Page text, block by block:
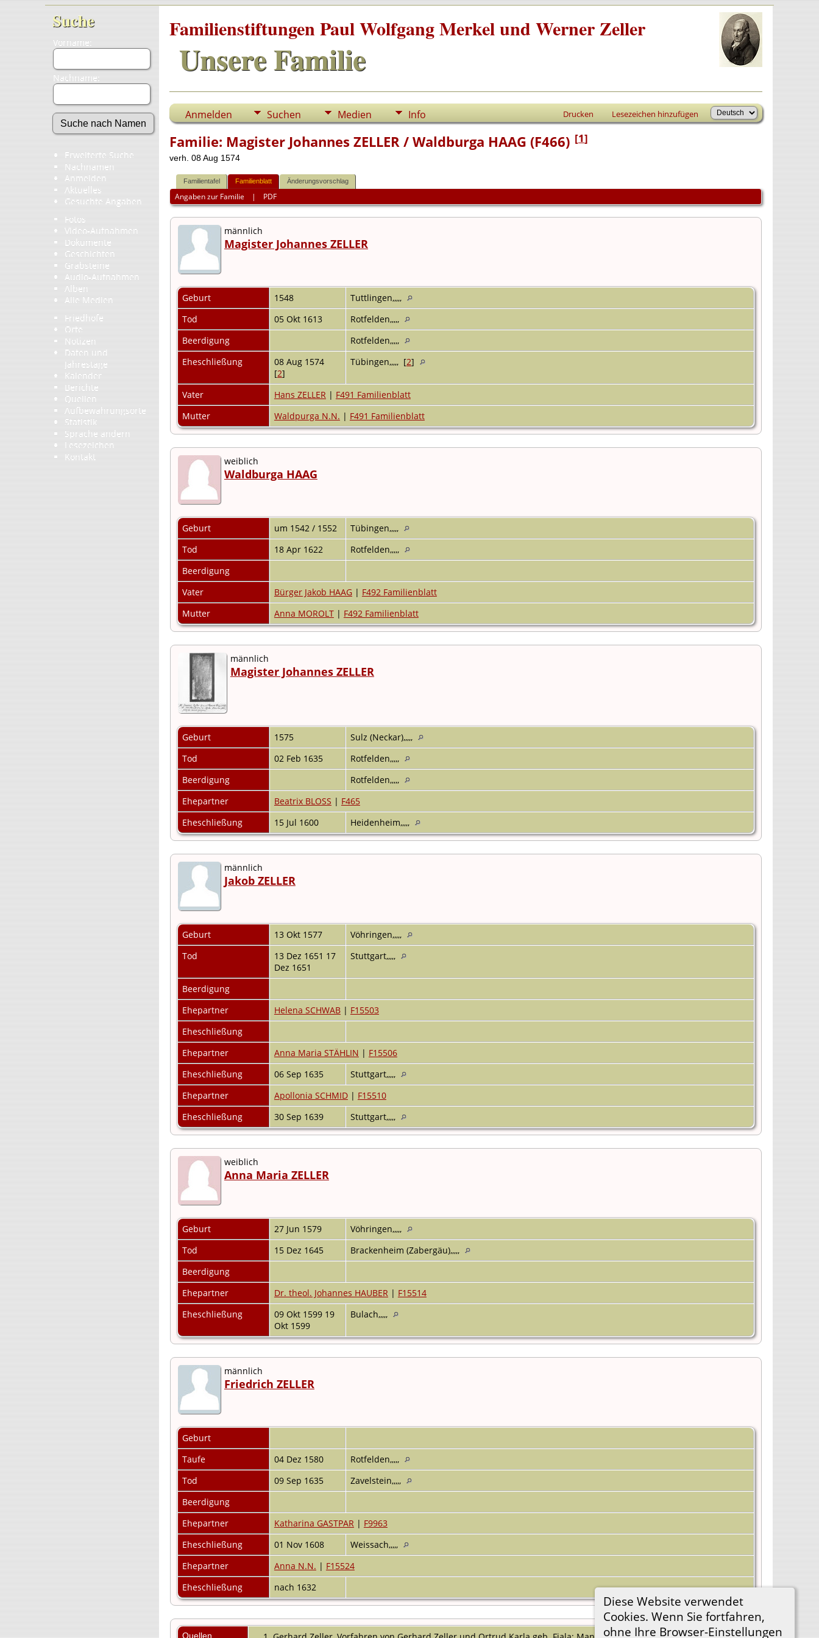
Suche
Vorname:
Nachname:
Erweiterte Suche
Nachnamen
Anmelden
Aktuelles
Gesuchte Angaben
Fotos
Video-Aufnahmen
Dokumente
Geschichten
Grabsteine
Audio-Aufnahmen
Alben
Alle Medien
Friedhöfe
Orte
Notizen
Daten und
Jahrestage
Kalender
Berichte
Quellen
Aufbewahrungsorte
Statistik
Sprache ändern
Lesezeichen
Kontakt
Familienstiftungen Paul Wolfgang Merkel und Werner Zeller
Unsere Familie
Anmelden Suchen Medien Info Drucken Lesezeichen hinzufügen
Diese Website verwendet
Cookies. Wenn Sie fortfahren,
ohne Ihre Browser-Einstellungen
Familie: Magister Johannes ZELLER / Waldburga HAAG (F466)[1]
verh. 08 Aug 1574
Familientafel Familienblatt Änderungsvorschlag
Angaben zur Familie | PDF
männlich
Magister Johannes ZELLER
Geburt 1548
Tuttlingen,,,,,
Tod
05 Okt 1613
Rotfelden,,,,,
Beerdigung
Rotfelden,,,,,
Eheschließung
08 Aug 1574
[2]
Tübingen,,,,, [2]
Vater Hans ZELLER| F491 Familienblatt
Mutter
Waldpurga N.N. | F491 Familienblatt
weiblich
Waldburga HAAG
Geburt um 1542 / 1552
Tübingen,,,,,
Tod
18 Apr 1622
Rotfelden,,,,,
Beerdigung
Vater
Bürger Jakob HAAG| F492 Familienblatt
Mutter
Anna MOROLT| F492 Familienblatt
männlich
Magister Johannes ZELLER
Geburt 1575
Sulz (Neckar),,,,,
Tod
02 Feb 1635
Rotfelden,,,,,
Beerdigung
Rotfelden,,,,,
Ehepartner
Beatrix BLOSS | F465
Eheschließung
15 Jul 1600 Heidenheim,,,,,
männlich
Jakob ZELLER
Geburt 13 Okt 1577
Vöhringen,,,,,
Tod
13 Dez 1651 17
Dez 1651
Stuttgart,,,,,
Beerdigung
Ehepartner
Helena SCHWAB| F15503
Eheschließung
Ehepartner
Anna Maria STÄHLIN | F15506
Eheschließung
06 Sep 1635
Stuttgart,,,,,
Ehepartner
Apollonia SCHMID| F15510
Eheschließung
30 Sep 1639 Stuttgart,,,,,
weiblich
Anna Maria ZELLER
Geburt 27 Jun 1579
Vöhringen,,,,,
Tod
15 Dez 1645
Brackenheim (Zabergäu),,,,,
Beerdigung
Ehepartner
Dr. theol. Johannes HAUBER| F15514
Eheschließung
09 Okt 1599 19
Okt 1599
Bulach,,,,,
männlich
Friedrich ZELLER
Geburt
Taufe
04 Dez 1580
Rotfelden,,,,,
Tod
09 Sep 1635
Zavelstein,,,,,
Beerdigung
Ehepartner
Katharina GASTPAR| F9963
Eheschließung
01 Nov 1608
Weissach,,,,,
Ehepartner
Anna N.N. | F15524
Eheschließung
nach 1632
Quellen